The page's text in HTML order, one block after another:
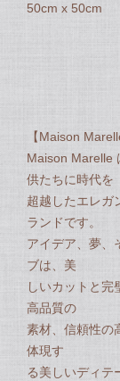
50cm x 50cm
【Maison
Maison Marelle
供たちに時代を
超越したエレガ
ランドです。
アイデア、夢、
ブは、美
しいカットと完
高品質の
素材、信頼性の
体現す
る美しいディテ